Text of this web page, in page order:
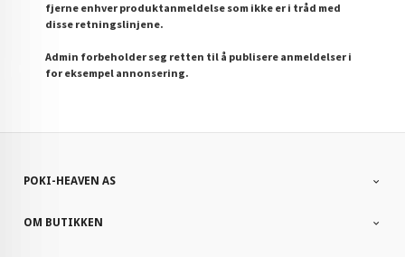
fjerne enhver produktanmeldelse som ikke er i tråd med
disse retningslinjene.
Admin forbeholder seg retten til å publisere anmeldelser i
for eksempel annonsering.
POKI-HEAVEN AS
OM BUTIKKEN